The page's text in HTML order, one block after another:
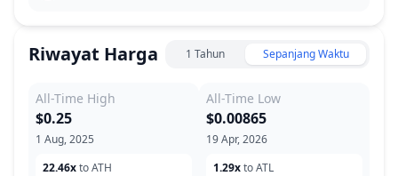
Riwayat Harga 1 Tahun Sepanjang Waktu
All-Time High
1 Aug, 2025
$0.25
22.46xto ATH
All-Time Low
19 Apr, 2026
$0.00865
1.29xto ATL